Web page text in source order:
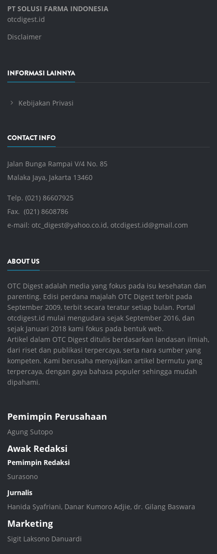
PT SOLUSI FARMA INDONESIA
otcdigest.id
Disclaimer
INFORMASI LAINNYA
Kebijakan Privasi
CONTACT INFO
Jalan Bunga Rampai V/4 No. 85
Malaka Jaya, Jakarta 13460
Telp. (021) 86607925
Fax. (021) 8608786
e-mail: otc_digest@yahoo.co.id, otcdigest.id@gmail.com
ABOUT US
OTC Digest adalah media yang fokus pada isu kesehatan dan
parenting. Edisi perdana majalah OTC Digest terbit pada
September 2009, terbit secara teratur setiap bulan. Portal
otcdigest.id mulai mengudara sejak September 2016, dan
sejak Januari 2018 kami fokus pada bentuk web.
Artikel dalam OTC Digest ditulis berdasarkan landasan ilmiah,
dari riset dan publikasi terpercaya, serta nara sumber yang
kompeten. Kami berusaha menyajikan artikel bermutu yang
terpercaya, dengan gaya bahasa populer sehingga mudah
dipahami.
Pemimpin Perusahaan
Agung Sutopo
Awak Redaksi
Pemimpin Redaksi
Surasono
Jurnalis
Hanida Syafriani, Danar Kumoro Adjie, dr. Gilang Baswara
Marketing
Sigit Laksono Danuardi